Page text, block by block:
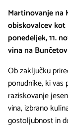
Martinovanje na
obiskovalcev
ponedeljek, 11.
vina na
Ob zaključku
ponudnike, ki
raziskovanje
vina, izbrano
gostoljubnost in